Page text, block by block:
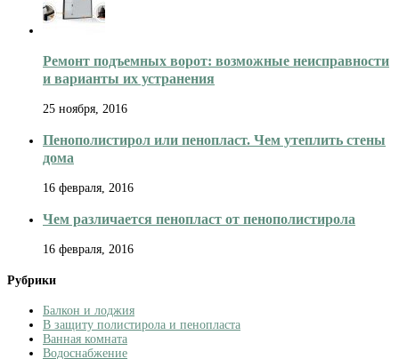
Ремонт подъемных ворот: возможные неисправности
и варианты их устранения
25 ноября, 2016
Пенополистирол или пенопласт. Чем утеплить стены
дома
16 февраля, 2016
Чем различается пенопласт от пенополистирола
16 февраля, 2016
Рубрики
Балкон и лоджия
В защиту полистирола и пенопласта
Ванная комната
Водоснабжение